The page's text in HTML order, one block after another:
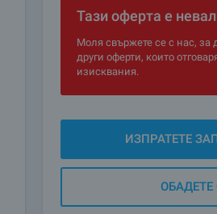
Тази оферта е
Моля свържете се с нас,
други оферти, които
изисквания.
ИЗПРАТЕТЕ
ОБАДЕТЕ